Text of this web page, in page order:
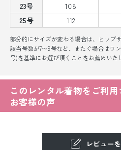
23号
108
25号
112
部分的にサイズが変わる場合は、ヒップ
該当号数が7〜9号など、またぐ場合はワ
号)を基準にお選び頂くことをお薦めいた
このレンタル着物をご利用
お客様の声
レビュー